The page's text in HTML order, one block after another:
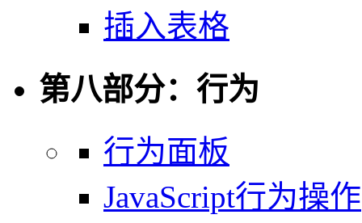
插入表格
第八部分：行为
行为面板
JavaScript行为操作